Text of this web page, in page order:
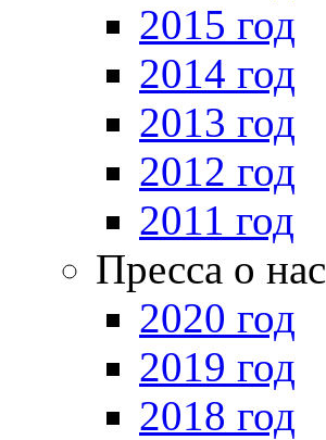
2015 год
2014 год
2013 год
2012 год
2011 год
Пресса о нас
2020 год
2019 год
2018 год